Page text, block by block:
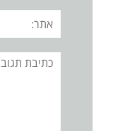
אתר:
תגובה